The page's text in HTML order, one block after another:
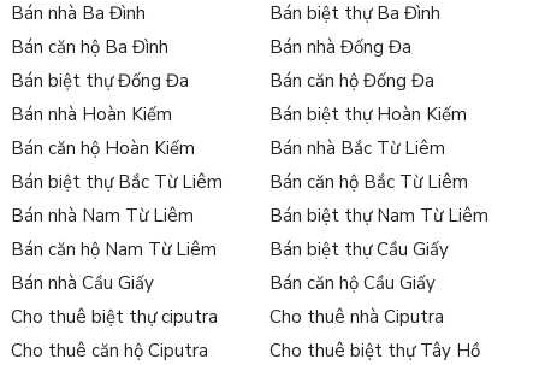
Bán nhà Ba Đình
Bán biệt thự Ba Đình
Bán căn hộ Ba Đình
Bán nhà Đống Đa
Bán biệt thự Đống Đa
Bán căn hộ Đống Đa
Bán nhà Hoàn Kiếm
Bán biệt thự Hoàn Kiếm
Bán căn hộ Hoàn Kiếm
Bán nhà Bắc Từ Liêm
Bán biệt thự Bắc Từ Liêm
Bán căn hộ Bắc Từ Liêm
Bán nhà Nam Từ Liêm
Bán biệt thự Nam Từ Liêm
Bán căn hộ Nam Từ Liêm
Bán biệt thự Cầu Giấy
Bán nhà Cầu Giấy
Bán căn hộ Cầu Giấy
Cho thuê biệt thự ciputra
Cho thuê nhà Ciputra
Cho thuê căn hộ Ciputra
Cho thuê biệt thự Tây Hồ